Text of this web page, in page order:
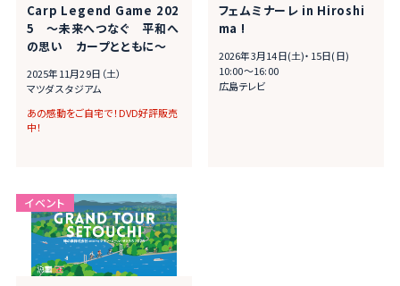
Carp Legend Game 202
5 ～未来へつなぐ 平和へ
の思い カープとともに～
2025年11月29日（土）
マツダ スタジアム
あの感動をご自宅で！DVD好評販売
中！
フェムミナーレ in Hiroshi
ma !
2026年3月14日(土)・15日(日)
10:00～16:00
広島テレビ